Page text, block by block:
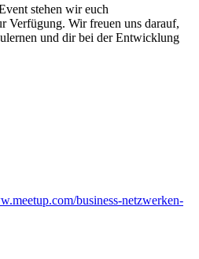
stehen wir euch
Verfügung. Wir freuen uns darauf,
und dir bei der Entwicklung
business-netzwerken-